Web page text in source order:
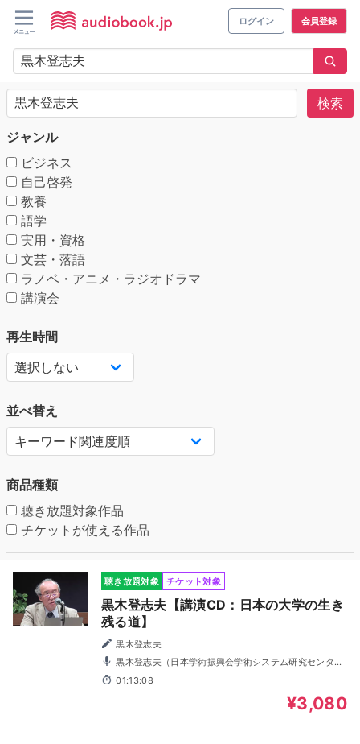
ログイン 会員登録
検索
ジャンル
ビジネス
自己啓発
教養
語学
実用・資格
文芸・落語
ラノベ・アニメ・ラジオドラマ
講演会
再生時間
並べ替え
商品種類
聴き放題対象作品
チケットが使える作品
聴き放題対象 チケット対象
黒木登志夫【講演CD：日本の大学の生き
残る道】
黒木登志夫
黒木登志夫（日本学術振興会学術システム研究センター
相談役）
01:13:08
¥3,080